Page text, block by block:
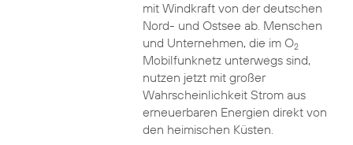
mit Windkraft von der deutschen
Nord- und Ostsee ab. Menschen
und Unternehmen, die im O2
Mobilfunknetz unterwegs sind,
nutzen jetzt mit großer
Wahrscheinlichkeit Strom aus
erneuerbaren Energien direkt von
den heimischen Küsten.